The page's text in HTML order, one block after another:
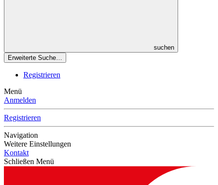
suchen
Erweiterte Suche…
Registrieren
Menü
Anmelden
Registrieren
Navigation
Weitere Einstellungen
Kontakt
Schließen Menü